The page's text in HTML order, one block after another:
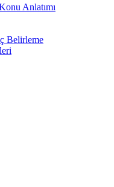
Anlatımı
Belirleme